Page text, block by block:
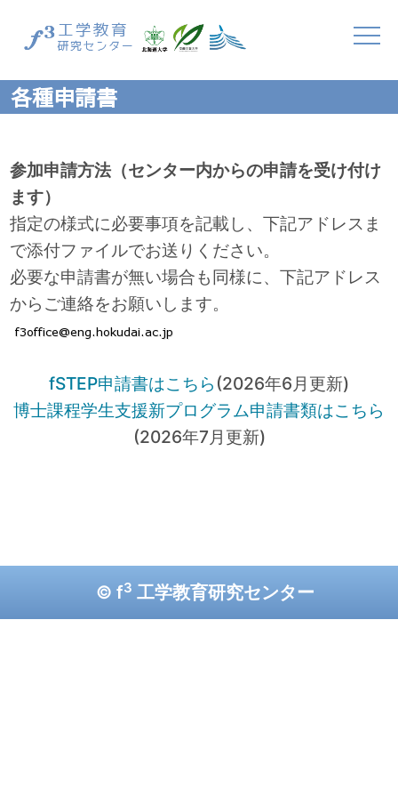
各種申請書
参加申請方法（センター内からの申請を受け付け
ます）
指定の様式に必要事項を記載し、下記アドレスま
で添付ファイルでお送りください。
必要な申請書が無い場合も同様に、下記アドレス
からご連絡をお願いします。
fSTEP申請書はこちら (2026年6月更新)
博士課程学生支援新プログラム申請書類はこちら
(2026年7月更新)
© f3 工学教育研究センター